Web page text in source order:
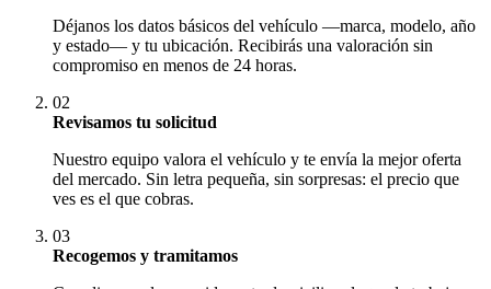
Déjanos los datos básicos del vehículo —marca, modelo, año
y estado— y tu ubicación. Recibirás una valoración sin
compromiso en menos de 24 horas.
02
Revisamos tu solicitud
Nuestro equipo valora el vehículo y te envía la mejor oferta
del mercado. Sin letra pequeña, sin sorpresas: el precio que
ves es el que cobras.
03
Recogemos y tramitamos